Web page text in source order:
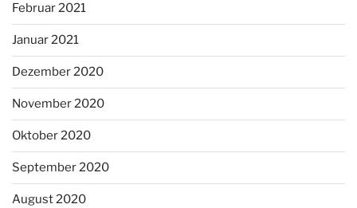
Februar 2021
Januar 2021
Dezember 2020
November 2020
Oktober 2020
September 2020
August 2020